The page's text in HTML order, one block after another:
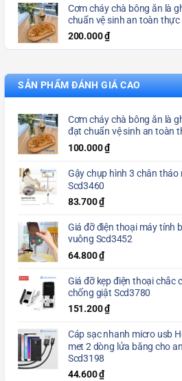
Cơm cháy chà bông ăn là
chuẩn vệ sinh an toàn thực
200.000₫
SẢN PHẨM ĐÁNH GIÁ CAO
Cơm cháy chà bông ăn là
đạt chuẩn vệ sinh an toàn
100.000₫
Gậy chụp hình 3 chân tháo
Scd3460
83.700₫
Giá đỡ điện thoại máy tính
vuông Scd3452
64.800₫
Giá đỡ kẹp điện thoại chắc
chống giật Scd3780
151.200₫
Cáp sạc nhanh micro usb
met 2 dòng lửa băng cho
Scd3198
44.600₫